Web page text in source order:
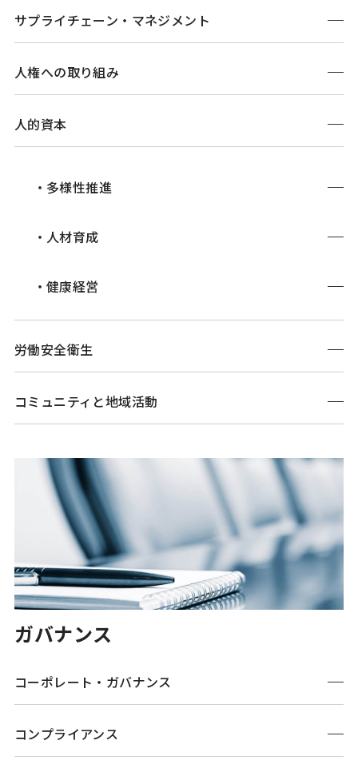
サプライチェーン・ マネジメント
人権への取り組み
人的資本
多様性推進
人材育成
健康経営
労働安全衛生
コミュニティと地域活動
ガバナンス
コーポレート・ ガバナンス
コンプライアンス